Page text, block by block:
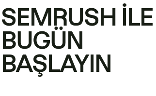
SEMRUSH ILE
BUGÜN
BAŞLAYIN